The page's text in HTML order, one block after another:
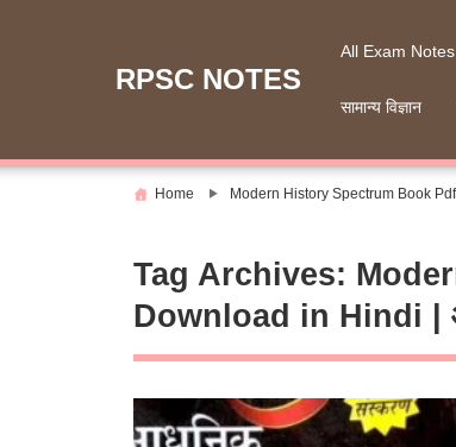
RPSC NOTES
All Exam Notes
सामान्य विज्ञान
Home Modern History Spectrum Book
Tag Archives:
Download in Hindi |